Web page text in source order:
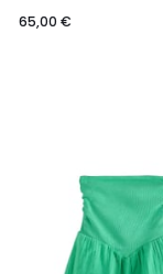
65,00 €